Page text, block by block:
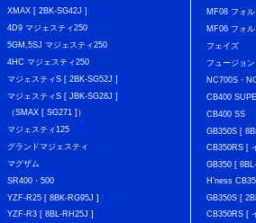
XMAX [ 2BK-SG42J ]
4D9 マジェスティ250
5GM,5SJ マジェスティ250
4HC マジェスティ250
マジェスティS [ 2BK-SG52J ]
マジェスティS [ JBK-SG28J ]
（SMAX [ SG271 ]）
マジェスティ125
グランドマジェスティ
マグザム
SR400・500
YZF-R25 [ 8BK-RG95J ]
YZF-R3 [ 8BL-RH25J ]
MF08 フォ
MF06 フォ
フェイズ
フュージョン
NC700S・
CB400
CB400 SS
GB350S [
CB350RS [
GB350 [
H'ness
GB350S [
CB350RS [